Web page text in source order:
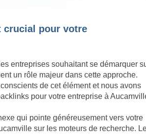
crucial pour votre
entreprises souhaitant se démarquer
un rôle majeur dans cette approche.
de cet élément et nous avons
pour votre entreprise à
qui pointe généreusement vers votre
sur les moteurs de recherche.